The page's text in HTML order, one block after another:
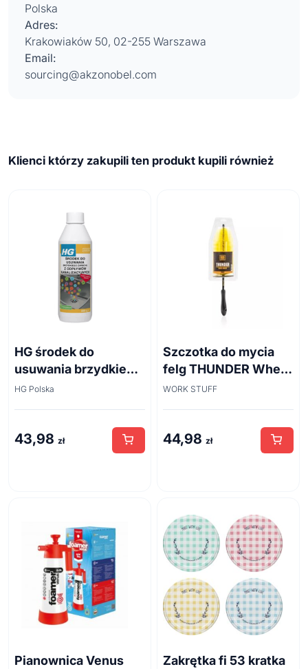
Polska
Adres:
Krakowiaków 50, 02-255 Warszawa
Email:
sourcing@akzonobel.com
Klienci którzy zakupili ten produkt kupili również
HG środek do
usuwania brzydkiego
zapachu z odpływów
HG Polska
43,98 zł
Szczotka do mycia
felg THUNDER Wheel
Brush 45cm
WORK STUFF
44,98 zł
Pianownica Venus
Zakrętka fi 53 kratka